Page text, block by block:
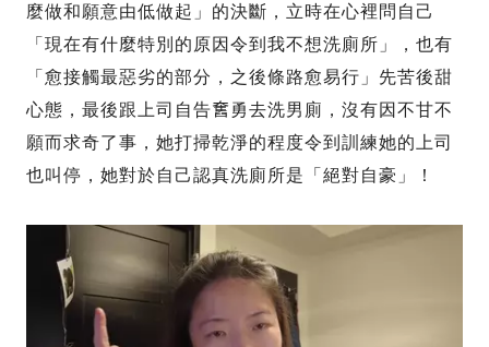
麼做和願意由低做起」的決斷，立時在心裡問自己
「現在有什麼特別的原因令到我不想洗廁所」，也有
「愈接觸最惡劣的部分，之後條路愈易行」先苦後甜
心態，最後跟上司自告𡚒勇去洗男廁，沒有因不甘不
願而求奇了事，她打掃乾淨的程度令到訓練她的上司
也叫停，她對於自己認真洗廁所是「絕對自豪」！